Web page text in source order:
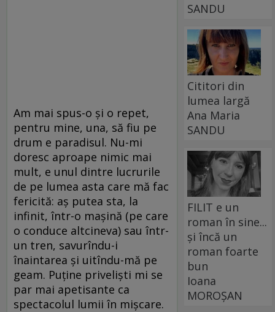
Am mai spus-o și o repet,
pentru mine, una, să fiu pe
drum e paradisul. Nu-mi
doresc aproape nimic mai
mult, e unul dintre lucrurile
de pe lumea asta care mă fac
fericită: aș putea sta, la
infinit, într-o mașină (pe care
o conduce altcineva) sau într-
un tren, savurîndu-i
înaintarea și uitîndu-mă pe
geam. Puține priveliști mi se
par mai apetisante ca
spectacolul lumii în mișcare.
SANDU
Cititori din
lumea largă
Ana Maria
SANDU
FILIT e un
roman în sine...
și încă un
roman foarte
bun
Ioana
MOROȘAN